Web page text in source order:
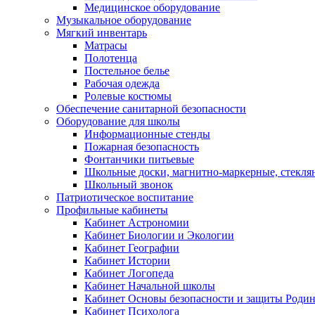
Медицинское оборудование
Музыкальное оборудование
Мягкий инвентарь
Матрасы
Полотенца
Постельное белье
Рабочая одежда
Ролевые костюмы
Обеспечение санитарной безопасности
Оборудование для школы
Информационные стенды
Пожарная безопасность
Фонтанчики питьевые
Школьные доски, магнитно-маркерные,
Школьный звонок
Патриотическое воспитание
Профильные кабинеты
Кабинет Астрономии
Кабинет Биологии и Экологии
Кабинет Географии
Кабинет Истории
Кабинет Логопеда
Кабинет Начальной школы
Кабинет Основы безопасности и защиты
Кабинет Психолога